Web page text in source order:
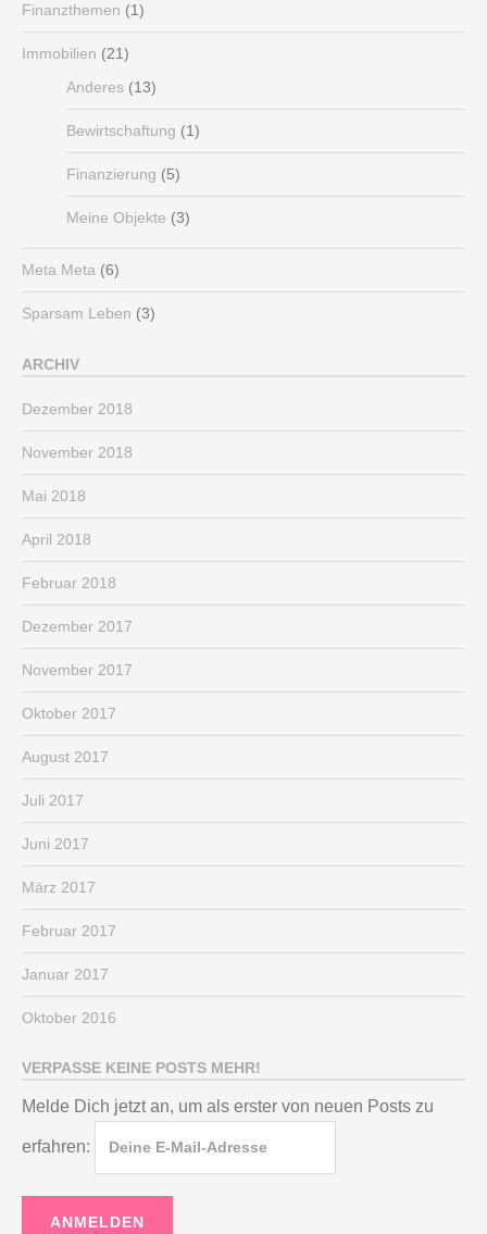
Finanzthemen (1)
Immobilien (21)
Anderes (13)
Bewirtschaftung (1)
Finanzierung (5)
Meine Objekte (3)
Meta Meta (6)
Sparsam Leben (3)
ARCHIV
Dezember 2018
November 2018
Mai 2018
April 2018
Februar 2018
Dezember 2017
November 2017
Oktober 2017
August 2017
Juli 2017
Juni 2017
März 2017
Februar 2017
Januar 2017
Oktober 2016
VERPASSE KEINE POSTS MEHR!
Melde Dich jetzt an, um als erster von neuen Posts zu
erfahren: